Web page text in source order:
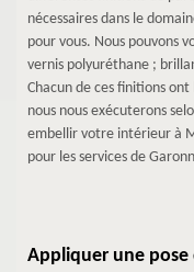
nécessaires dans le
pour vous. Nous pouvons
vernis polyuréthane ;
Chacun de ces finitions
nous nous exécuterons
embellir votre intérieur à
pour les services de
Appliquer une